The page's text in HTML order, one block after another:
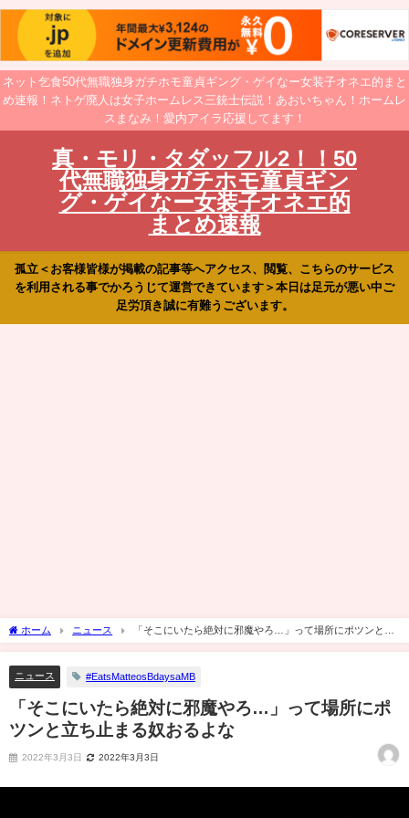
ネット乞食50代無職独身ガチホモ童貞ギング・ゲイなー女装子オネエ的まと
め速報！ネトゲ廃人は女子ホームレス三銃士伝説！あおいちゃん！ホームレ
スまなみ！愛内アイラ応援してます！
真・モリ・タダッフル2！！50
代無職独身ガチホモ童貞ギン
グ・ゲイなー女装子オネエ的
まとめ速報
孤立＜お客様皆様が掲載の記事等へアクセス、閲覧、こちらのサービス
を利用される事でかろうじて運営できています＞本日は足元が悪い中ご
足労頂き誠に有難うございます。
ホーム ニュース
「そこにいたら絶対に邪魔やろ…」って場所にポツンと立
ち止まる奴おるよな
ニュース #EatsMatteosBdaysaMB
「そこにいたら絶対に邪魔やろ…」って場所にポ
ツンと立ち止まる奴おるよな
2022年3月3日 2022年3月3日